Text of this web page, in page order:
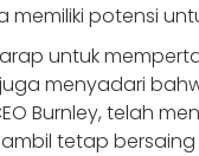
memiliki potensi
untuk
menyadari
Burnley, telah
tetap bersaing